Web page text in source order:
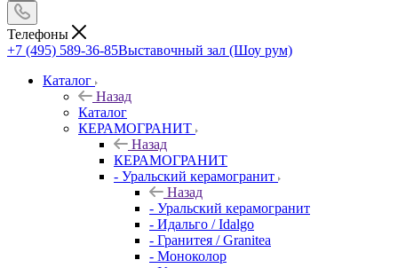
Телефоны
+7 (495) 589-36-85Выставочный зал (Шоу рум)
Каталог
Назад
Каталог
КЕРАМОГРАНИТ
Назад
КЕРАМОГРАНИТ
- Уральский керамогранит
Назад
- Уральский керамогранит
- Идальго / Idalgo
- Гранитея / Granitea
- Моноколор